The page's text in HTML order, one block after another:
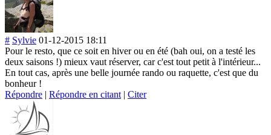
# Sylvie 01-12-2015 18:11
Pour le resto, que ce soit en hiver ou en été (bah oui, on a testé les
deux saisons !) mieux vaut réserver, car c'est tout petit à l'intérieur...
En tout cas, après une belle journée rando ou raquette, c'est que du
bonheur !
Répondre | Répondre en citant | Citer